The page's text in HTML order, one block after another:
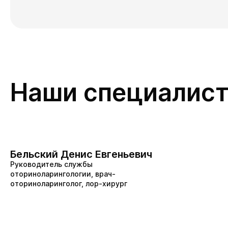
Наши
Бельский Денис Евгеньевич
Руководитель службы
оториноларингологии, врач-
оториноларинголог, лор-хирург